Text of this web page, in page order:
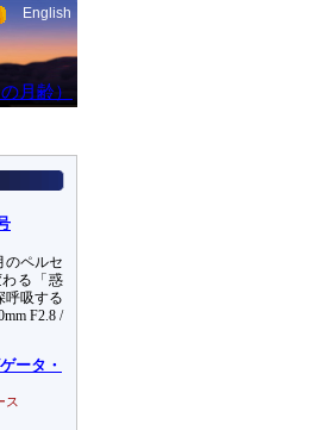
English
のペルセ
る「惑
呼吸する
F2.8 /
ータ・
ス